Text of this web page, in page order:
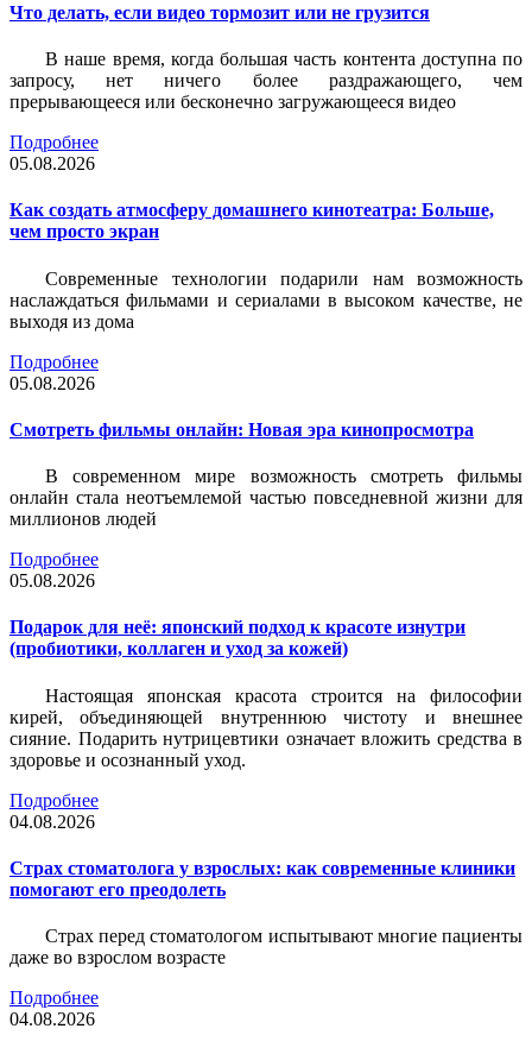
Что делать, если видео тормозит или не грузится
В наше время, когда большая часть контента доступна по
запросу, нет ничего более раздражающего, чем
прерывающееся или бесконечно загружающееся видео
Подробнее
05.08.2026
Как создать атмосферу домашнего кинотеатра: Больше,
чем просто экран
Современные технологии подарили нам возможность
наслаждаться фильмами и сериалами в высоком качестве, не
выходя из дома
Подробнее
05.08.2026
Смотреть фильмы онлайн: Новая эра кинопросмотра
В современном мире возможность смотреть фильмы
онлайн стала неотъемлемой частью повседневной жизни для
миллионов людей
Подробнее
05.08.2026
Подарок для неё: японский подход к красоте изнутри
(пробиотики, коллаген и уход за кожей)
Настоящая японская красота строится на философии
кирей, объединяющей внутреннюю чистоту и внешнее
сияние. Подарить нутрицевтики означает вложить средства в
здоровье и осознанный уход.
Подробнее
04.08.2026
Страх стоматолога у взрослых: как современные клиники
помогают его преодолеть
Страх перед стоматологом испытывают многие пациенты
даже во взрослом возрасте
Подробнее
04.08.2026